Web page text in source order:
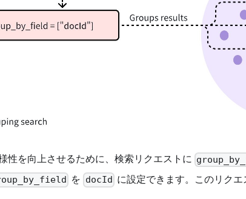
性を向上させるために、検索リクエストに
を docId に設定できます。このリクエ